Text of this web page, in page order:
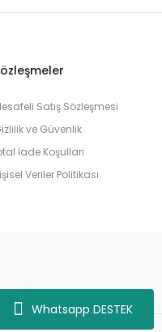
Whatsapp DESTEK
Satış Sözleşmesi
ve Güvenlik
İade Koşullari
Veriler Politikası